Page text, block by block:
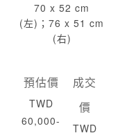
70 x 52 cm
(左)；76 x 51 cm
(右)
預估價
TWD
60,000-
成交
價
TWD